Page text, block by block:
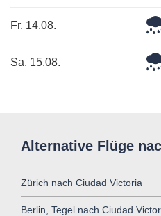
Fr. 14.08.
Sa. 15.08.
Alternative Flüge
Zürich nach Ciudad Victoria
Berlin, Tegel nach Ciudad